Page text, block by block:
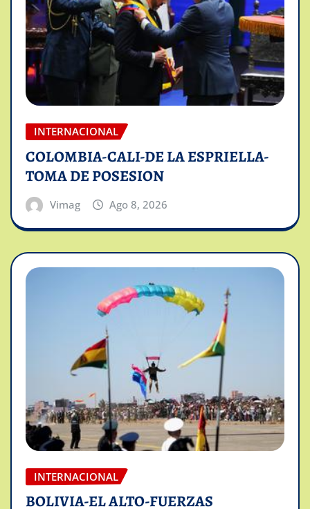
INTERNACIONAL
COLOMBIA-CALI-DE LA ESPRIELLA-
TOMA DE POSESION
Vimag Ago 8, 2026
INTERNACIONAL
BOLIVIA-EL ALTO-FUERZAS